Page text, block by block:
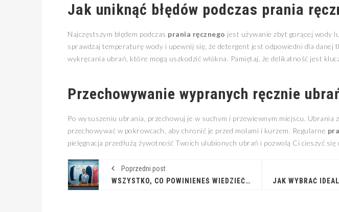
Jak uniknąć błędów podczas prania
Najczęstszym błędem podczas prania ręcznego jest używanie zbyt gorącej wody
sprawdzaj temperaturę wody i upewnij się, że detergent jest odpowiedni dla
wykręcania ubrań, które mogą uszkodzić włókna. Pamiętaj, że delikatność jest
Przechowywanie wypranych ręcznie
Po wysuszeniu ubrania, przechowuj je w suchym i przewiewnym miejscu. Ubrania
przechowywać w pokrowcach, aby chronić je przed molami i kurzem. Regularne
pielęgnacja przedłużą żywotność Twoich ulubionych ubrań i pozwolą Ci cieszyć się
Poprzedni post
WSZYSTKO, CO POWINIENEŚ WIEDZIEĆ O PROFESJONALNYM CZYSZCZENIU UBRAŃ